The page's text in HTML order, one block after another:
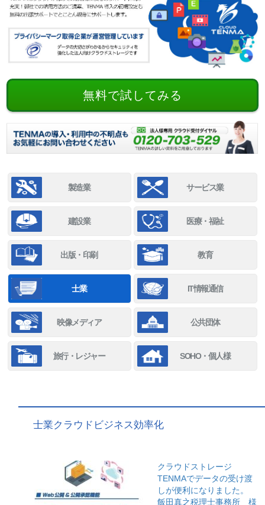
無料で試してみる
製造業 サービス業
建設業 医療・福祉
出版・印刷 教育
士業 IT情報通信
映像メディア 公共団体
旅行・レジャー SOHO・個人様
士業クラウドビジネス効率化
クラウドストレージ
TENMAでデータの受け渡
しが便利になりました。
飯田真之税理士事務所 様